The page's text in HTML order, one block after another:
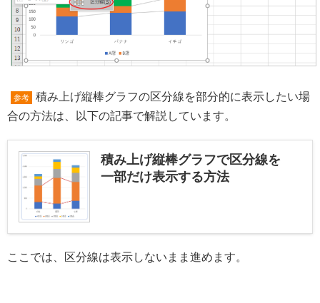
参考
積み上げ縦棒グラフの区分線を部分的に表示したい場
合の方法は、以下の記事で解説しています。
積み上げ縦棒グラフで区分線を
一部だけ表示する方法
ここでは、区分線は表示しないまま進めます。